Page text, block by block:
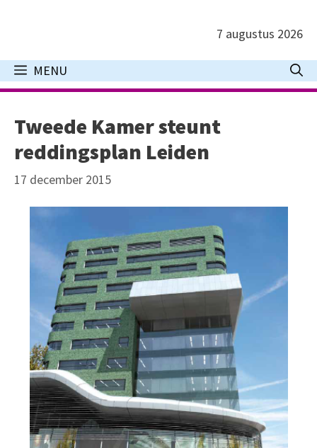
inhoud
7 augustus 2026
MENU
Tweede Kamer steunt
reddingsplan Leiden
17 december 2015